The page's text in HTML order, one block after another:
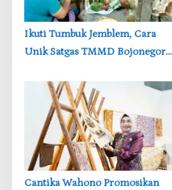
‎Ikuti Tumbuk Jemblem, Cara
Unik Satgas TMMD Bojonegoro
Warga
‎Cantika Wahono Promosikan